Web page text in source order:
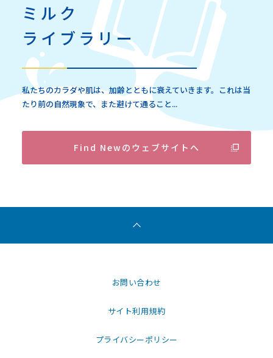
ミルク
ライブラリー
私たちのカラダや肌は、加齢とともに衰えていきます。これは当
たり前の自然現象で、また避けて通ること...
Find Newのウェブサイトへ
お問い合わせ
サイト利用規約
プライバシーポリシー